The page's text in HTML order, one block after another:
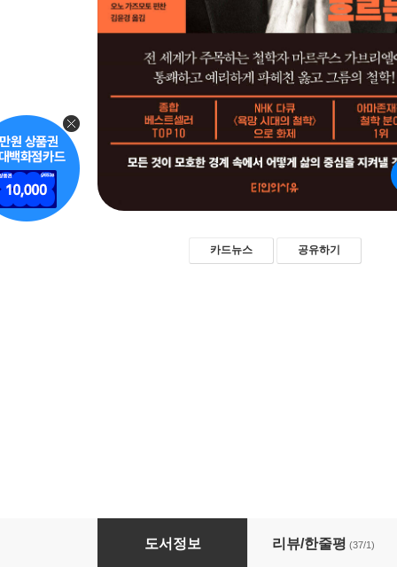
카드뉴스 공유하기
왜 세계사의 시간은 거꾸로 흐르는가
도서정보 리뷰/한줄평 (37/1)